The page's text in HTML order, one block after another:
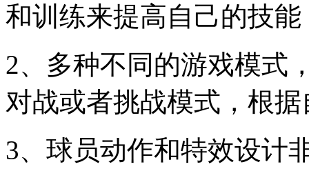
和训练来提高自己的技
2、多种不同的游戏模式
对战或者挑战模式，根
3、球员动作和特效设计